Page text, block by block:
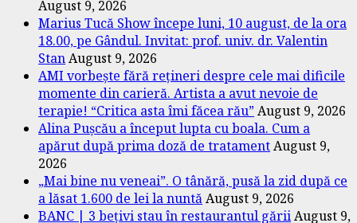
August 9, 2026
Marius Tucă Show începe luni, 10 august, de la ora
18.00, pe Gândul. Invitat: prof. univ. dr. Valentin
StanAugust 9, 2026
AMI vorbește fără rețineri despre cele mai dificile
momente din carieră. Artista a avut nevoie de
terapie! “Critica asta îmi făcea rău”August 9, 2026
Alina Pușcău a început lupta cu boala. Cum a
apărut după prima doză de tratamentAugust 9,
2026
„Mai bine nu veneai”. O tânără, pusă la zid după ce
a lăsat 1.600 de lei la nuntăAugust 9, 2026
BANC | 3 bețivi stau în restaurantul găriiAugust 9,